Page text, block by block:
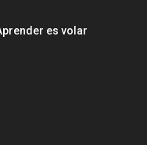
es volar